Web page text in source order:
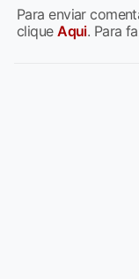
Para enviar
cliqueAqui. Para